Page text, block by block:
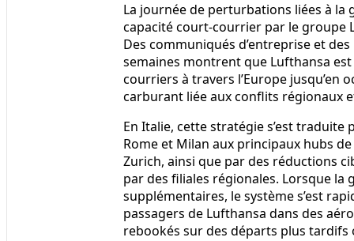
La journée de perturbations liées à la
capacité court-courrier par le groupe
Des communiqués d’entreprise et
semaines montrent que Lufthansa
courriers à travers l’Europe jusqu’en
carburant liée aux conflits régionaux
En Italie, cette stratégie s’est
Rome et Milan aux principaux hubs
Zurich, ainsi que par des réductions
par des filiales régionales. Lorsque la
supplémentaires, le système s’est
passagers de Lufthansa dans des
rebookés sur des départs plus tardifs